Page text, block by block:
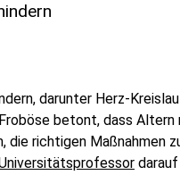
darunter Herz-
betont, dass Altern
richtigen Maßnahmen
darauf